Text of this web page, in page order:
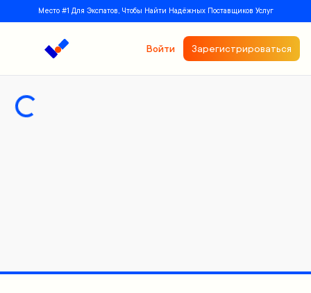
Место #1 Для Экспатов, Чтобы Найти Надёжных Поставщиков Услуг
Войти Зарегистрироваться